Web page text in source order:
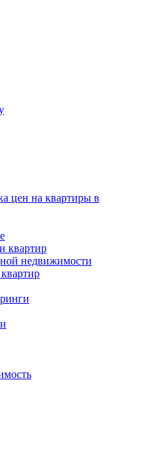
цен на квартиры в
квартир
недвижимости